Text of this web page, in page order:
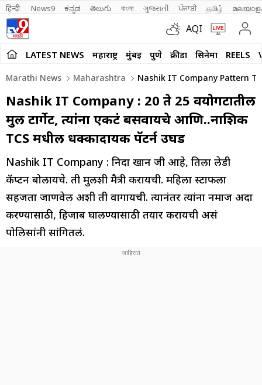
हिन्दी News9 ಕನ್ನಡ తెలుగు বাংলা ગુજરાતી ਪੰਜਾਬੀ தமிழ்
AQI
LATEST NEWS महाराष्ट्र मुंबई पुणे क्रीडा सिनेमा REELS
Marathi News Maharashtra Nashik IT Company Pattern
Nashik IT Company : 20 ते 25 वयोगटातील
मुली टार्गेट, त्यांना एकटं बसवायचे आणि..नाशिक
TCS मधील धक्कादायक पॅटर्न उघड
Nashik IT Company : निदा खान जी आहे, तिला लेडी
कॅप्टन बोलायचे. ती मुलींशी मैत्री करायची. महिला स्टाफला
सहजता जाणवेल अशी ती वागायची. त्यानंतर त्यांना नमाज अदा
करण्यासाठी, हिजाब घालण्यासाठी तयार करायची असं
पोलिसांनी सांगितलं.